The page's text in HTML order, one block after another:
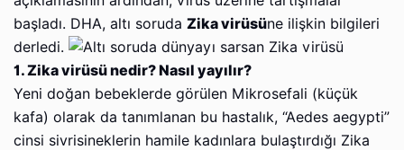
başladı. DHA, altı soruda Zika virüsüne ilişkin bilgileri
derledi.
1. Zika virüsü nedir? Nasıl yayılır?
Yeni doğan bebeklerde görülen Mikrosefali (küçük
kafa) olarak da tanımlanan bu hastalık, “Aedes aegypti”
cinsi sivrisineklerin hamile kadınlara bulaştırdığı Zika